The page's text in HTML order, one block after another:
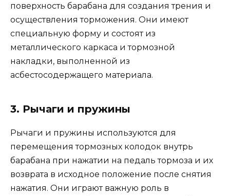
поверхность барабана для создания трения и
осуществления торможения. Они имеют
специальную форму и состоят из
металлического каркаса и тормозной
накладки, выполненной из
асбестосодержащего материала.
3. Рычаги и пружины
Рычаги и пружины используются для
перемещения тормозных колодок внутрь
барабана при нажатии на педаль тормоза и их
возврата в исходное положение после снятия
нажатия. Они играют важную роль в